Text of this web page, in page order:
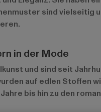
sind vielseitig
in der Mode
und sind seit
auf edlen Stoffen
bis hin zu den